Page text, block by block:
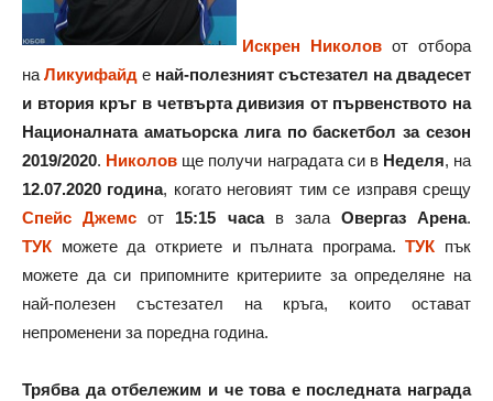
Искрен Николов от отбора
на Ликуифайд е най-полезният състезател на двадесет
и втория кръг в четвърта дивизия от първенството на
Националната аматьорска лига по баскетбол за сезон
2019/2020. Николов ще получи наградата си в Неделя, на
12.07.2020 година, когато неговият тим се изправя срещу
Спейс Джемс от 15:15 часав зала Овергаз Арена.
ТУК можете да откриете и пълната програма.ТУК пък
можете да си припомните критериите за определяне на
най-полезен състезател на кръга, които остават
непроменени за поредна година.
Трябва да отбележим и че това е последната награда